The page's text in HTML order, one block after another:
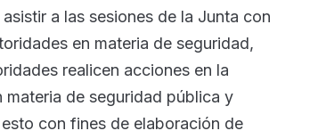
a las sesiones de la Junta con
en materia de seguridad,
realicen acciones en la
de seguridad pública y
con fines de elaboración de